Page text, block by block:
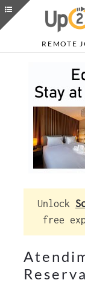
REMOTE
Unlock
free